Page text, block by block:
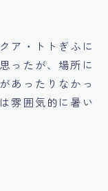
ア・トトぎふに
ったが、場所に
あったりなかっ
雰囲気的に暑い